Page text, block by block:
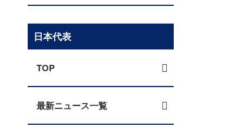
日本代表
TOP
最新ニュース一覧